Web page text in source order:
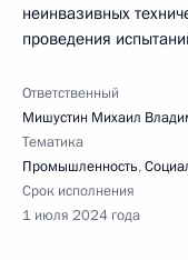
неинвазивных
проведения
Ответственный
Мишустин Михаил
Тематика
Промышленность,
Срок исполнения
1 июля 2024 года